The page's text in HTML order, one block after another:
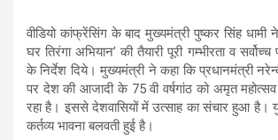
वीडियो कांफ्रेंसिंग के बाद मुख्यमंत्री पुष्कर सिंह धामी
घर तिरंगा अभियान’ की तैयारी पूरी गम्भीरता व
के निर्देश दिये। मुख्यमंत्री ने कहा कि प्रधानमंत्री
पर देश की आजादी के 75 वी वर्षगांठ को अमृत
रहा है। इससे देशवासियों में उत्साह का संचार हुआ है।
कर्तव्य भावना बलवती हुई है।